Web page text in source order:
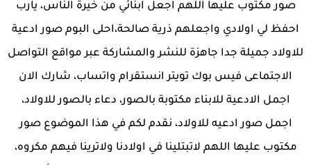
صور مكتوب عليها اللهم اجعل ابنائي من خيرة الناس، يارب
احفظ لي اولادي واجعلهم ذرية صالحة،احلى البوم صور ادعية
للاولاد جميلة جدا جاهزة للنشر والمشاركة عبر مواقع التواصل
الاجتماعى فيس بوك تويتر انستقرام واتساب، شارك الان
اجمل الادعية للابناء مكتوبة بالصور، دعاء بالصور للاولاد،
اجمل صور ادعيه للاولاد، نقدم لكم في هذا الموضوع صور
مكتوب عليها اللهم لاتبتلينا في اولادنا ولاترينا فيهم مكروه،